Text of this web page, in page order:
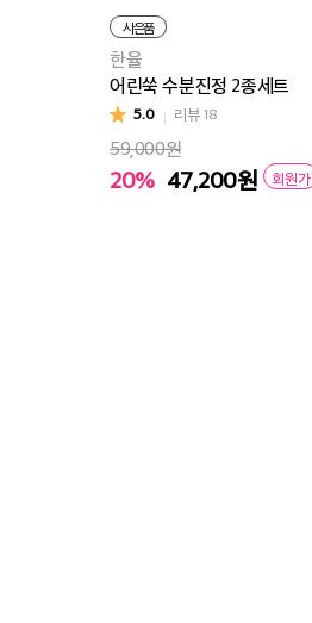
사은품
한율
어린쑥 수분진정 2종세트
5.0 리뷰18
59,000원
20% 47,200원 회원가